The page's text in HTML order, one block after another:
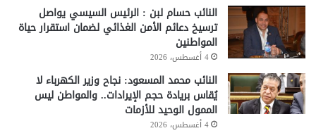
النائب حسام لبن : الرئيس السيسي يواصل
ترسيخ دعائم الأمن الغذائي لضمان استقرار حياة
المواطنين
4 أغسطس، 2026
النائب محمد المسعود: نجاح وزير الكهرباء لا
يُقاس بريادة حجم الإيرادات.. والمواطن ليس
الممول الوحيد للأزمات
4 أغسطس، 2026